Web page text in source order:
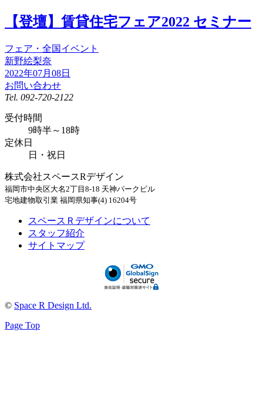
【登壇】賃貸住宅フェア2022 セミナー
フェア・全国イベント
新野絵梨奈
2022年07月08日
お問い合わせ
Tel. 092-720-2122
受付時間
9時半～18時
定休日
日・祝日
株式会社スペースRデザイン
福岡市中央区大名2丁目8-18 天神パークビル
宅地建物取引業 福岡県知事(4) 16204号
スペースＲデザインについて
スタッフ紹介
サイトマップ
© Space R Design Ltd.
Page Top